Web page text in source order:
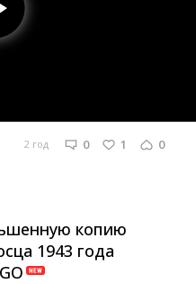
2 год 0 1 0
копию
1943 года